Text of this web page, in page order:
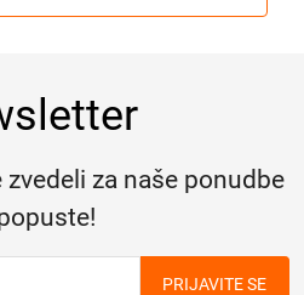
za naše ponudbe
PRIJAVITE SE